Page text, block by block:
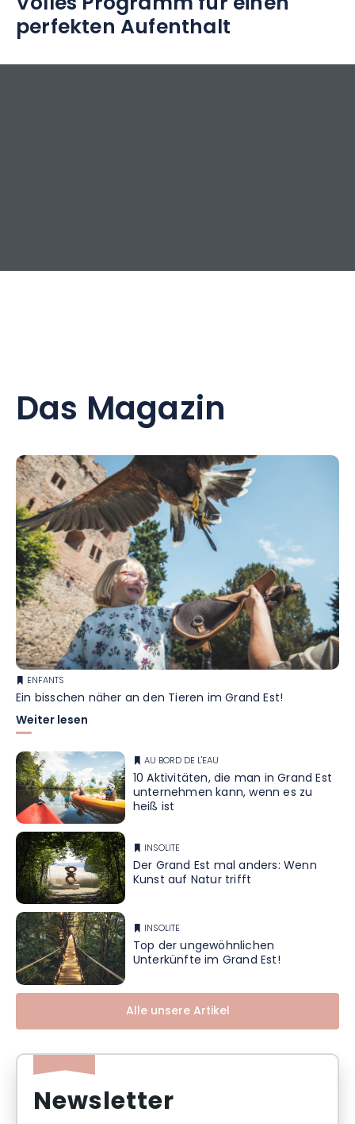
perfekten Aufenthalt
Das Magazin
ENFANTS
Ein bisschen näher an den Tieren im Grand Est!
Weiter lesen
AU BORD DE L'EAU
10 Aktivitäten, die man in Grand Est
unternehmen kann, wenn es zu
heiß ist
INSOLITE
Der Grand Est mal anders: Wenn
Kunst auf Natur trifft
INSOLITE
Top der ungewöhnlichen
Unterkünfte im Grand Est!
Alle unsere Artikel
Newsletter